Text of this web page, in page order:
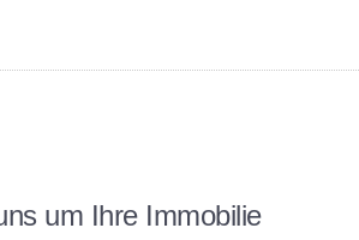
um Ihre Immobilie